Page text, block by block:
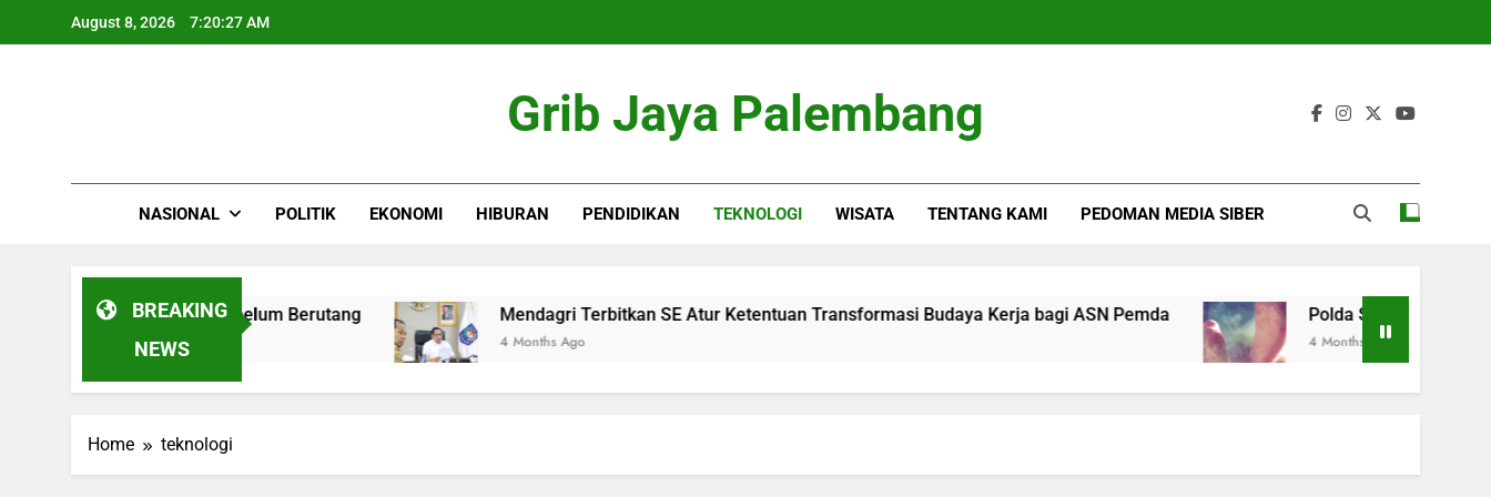
August 8, 2026 7:20:27 AM
Grib Jaya Palembang
NASIONAL POLITIK EKONOMI HIBURAN PENDIDIKAN TEKNOLOGI WISATA TENTANG KAMI PEDOMAN MEDIA SIBER
BREAKING
NEWS
Simulasi Angsuran sebelum Berutang Mendagri Terbitkan SE Atur Ketentuan Transformasi Budaya Kerja bagi ASN Pemda
4 Months Ago
Polda Sulsel Selidiki
4 Months Ago
Home teknologi